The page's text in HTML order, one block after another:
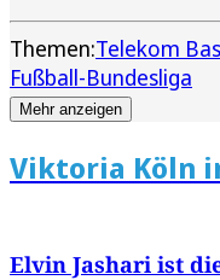
Themen:Telekom
Fußball-Bundesliga
Mehr anzeigen
Viktoria Köln
Elvin Jashari ist